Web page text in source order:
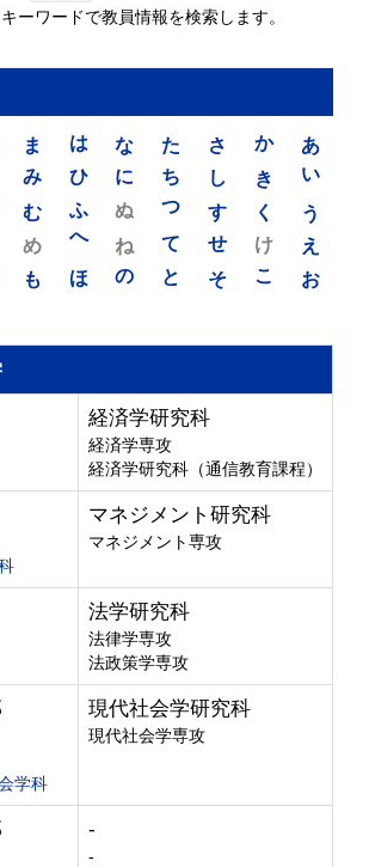
ーワードで教員情報を検索します。
あ
い
う
え
お
か
き
く
け
こ
さ
し
す
せ
そ
た
ち
つ
て
と
な
に
ぬ
ね
の
は
ひ
ふ
へ
ほ
ま
み
む
め
も
経済学研究科
経済学専攻
経済学研究科（通信教育課程）
マネジメント研究科
マネジメント専攻
法学研究科
法律学専攻
法政策学専攻
学科
現代社会学研究科
現代社会学専攻
-
-